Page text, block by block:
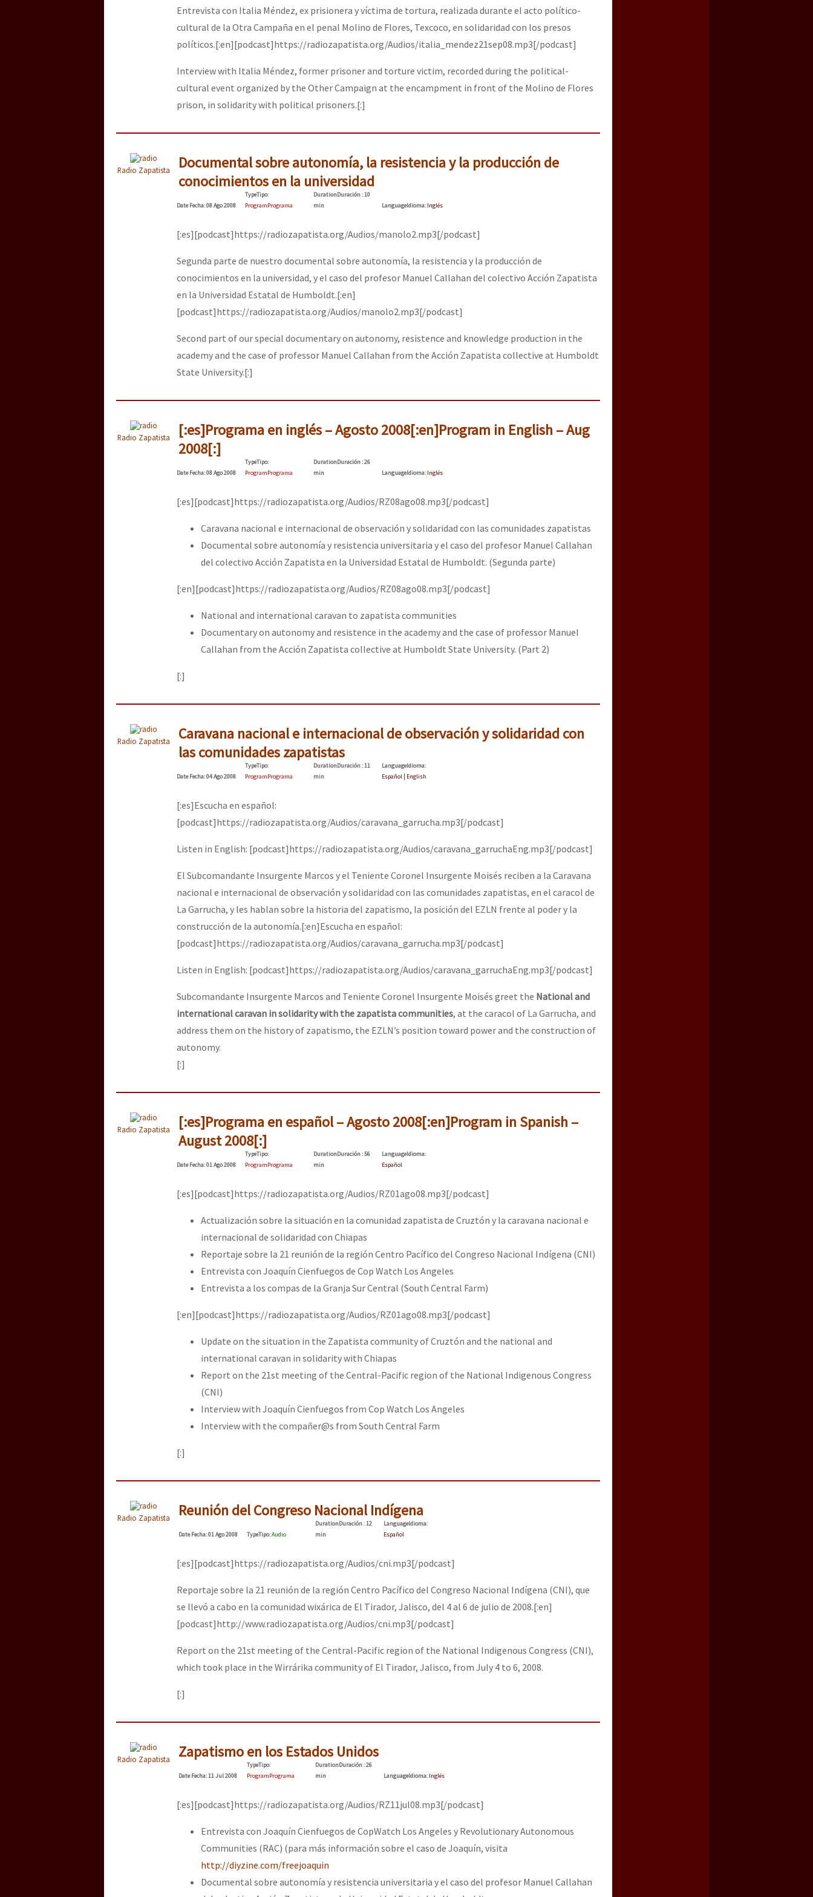
Dia 2 do Encontro “Guerra contra a Humanidad”
Dia 1: Encontro “Guerra contra a Humanidade”
[CDMX – 20 julio] Jornadas globales por la libertad de Jesús Plácido Galindo y el alto a la guerra contra el CIPOG-EZ
“Sonhando a Terra do Bem Virá” se publica no Estado Espanhol
Se o México sabe, que o mundo saiba! Nossas lutas pela memória, a justiça e a dignidade
[25 abr – CDMX] Tokín por el CNI: 30 años de Resistencia y Rebeldía
Entrevista con Italia Méndez, ex prisionera y víctima de tortura, realizada durante el acto político-
cultural de la Otra Campaña en el penal Molino de Flores, Texcoco, en solidaridad con los presos
políticos.[:en][podcast]https://radiozapatista.org/Audios/italia_mendez21sep08.mp3[/podcast]
Interview with Italia Méndez, former prisoner and torture victim, recorded during the political-
cultural event organized by the Other Campaign at the encampment in front of the Molino de Flores
prison, in solidarity with political prisoners.[:]
Radio Zapatista
Documental sobre autonomía, la resistencia y la producción de
conocimientos en la universidad
DateFecha: 08 Ago 2008
TypeTipo:
ProgramPrograma
DurationDuración: 10
min
LanguageIdioma: Inglés
[:es][podcast]https://radiozapatista.org/Audios/manolo2.mp3[/podcast]
Segunda parte de nuestro documental sobre autonomía, la resistencia y la producción de
conocimientos en la universidad, y el caso del profesor Manuel Callahan del colectivo Acción Zapatista
en la Universidad Estatal de Humboldt.[:en]
[podcast]https://radiozapatista.org/Audios/manolo2.mp3[/podcast]
Second part of our special documentary on autonomy, resistence and knowledge production in the
academy and the case of professor Manuel Callahan from the Acción Zapatista collective at Humboldt
State University.[:]
Radio Zapatista
[:es]Programa en inglés – Agosto 2008[:en]Program in English – Aug
2008[:]
DateFecha: 08 Ago 2008
TypeTipo:
ProgramPrograma
DurationDuración: 26
min
LanguageIdioma: Inglés
[:es][podcast]https://radiozapatista.org/Audios/RZ08ago08.mp3[/podcast]
Caravana nacional e internacional de observación y solidaridad con las comunidades zapatistas
Documental sobre autonomía y resistencia universitaria y el caso del profesor Manuel Callahan
del colectivo Acción Zapatista en la Universidad Estatal de Humboldt. (Segunda parte)
[:en][podcast]https://radiozapatista.org/Audios/RZ08ago08.mp3[/podcast]
National and international caravan to zapatista communities
Documentary on autonomy and resistence in the academy and the case of professor Manuel
Callahan from the Acción Zapatista collective at Humboldt State University. (Part 2)
[:]
Radio Zapatista
Caravana nacional e internacional de observación y solidaridad con
las comunidades zapatistas
DateFecha: 04 Ago 2008
TypeTipo:
ProgramPrograma
DurationDuración: 11
min
LanguageIdioma:
Español | English
[:es]Escucha en español:
[podcast]https://radiozapatista.org/Audios/caravana_garrucha.mp3[/podcast]
Listen in English: [podcast]https://radiozapatista.org/Audios/caravana_garruchaEng.mp3[/podcast]
El Subcomandante Insurgente Marcos y el Teniente Coronel Insurgente Moisés reciben a la Caravana
nacional e internacional de observación y solidaridad con las comunidades zapatistas, en el caracol de
La Garrucha, y les hablan sobre la historia del zapatismo, la posición del EZLN frente al poder y la
construcción de la autonomía.[:en]Escucha en español:
[podcast]https://radiozapatista.org/Audios/caravana_garrucha.mp3[/podcast]
Listen in English: [podcast]https://radiozapatista.org/Audios/caravana_garruchaEng.mp3[/podcast]
Subcomandante Insurgente Marcos and Teniente Coronel Insurgente Moisés greet the National and
international caravan in solidarity with the zapatista communities, at the caracol of La Garrucha, and
address them on the history of zapatismo, the EZLN’s position toward power and the construction of
autonomy.
[:]
Radio Zapatista
[:es]Programa en español – Agosto 2008[:en]Program in Spanish –
August 2008[:]
DateFecha: 01 Ago 2008
TypeTipo:
ProgramPrograma
DurationDuración: 56
min
LanguageIdioma:
Español
[:es][podcast]https://radiozapatista.org/Audios/RZ01ago08.mp3[/podcast]
Actualización sobre la situación en la comunidad zapatista de Cruztón y la caravana nacional e
internacional de solidaridad con Chiapas
Reportaje sobre la 21 reunión de la región Centro Pacífico del Congreso Nacional Indígena (CNI)
Entrevista con Joaquín Cienfuegos de Cop Watch Los Angeles
Entrevista a los compas de la Granja Sur Central (South Central Farm)
[:en][podcast]https://radiozapatista.org/Audios/RZ01ago08.mp3[/podcast]
Update on the situation in the Zapatista community of Cruztón and the national and
international caravan in solidarity with Chiapas
Report on the 21st meeting of the Central-Pacific region of the National Indigenous Congress
(CNI)
Interview with Joaquín Cienfuegos from Cop Watch Los Angeles
Interview with the compañer@s from South Central Farm
[:]
Radio Zapatista Reunión del Congreso Nacional Indígena
DateFecha: 01 Ago 2008 TypeTipo:Audio
DurationDuración: 12
min
LanguageIdioma:
Español
[:es][podcast]https://radiozapatista.org/Audios/cni.mp3[/podcast]
Reportaje sobre la 21 reunión de la región Centro Pacífico del Congreso Nacional Indígena (CNI), que
se llevó a cabo en la comunidad wixárica de El Tirador, Jalisco, del 4 al 6 de julio de 2008.[:en]
[podcast]http://www.radiozapatista.org/Audios/cni.mp3[/podcast]
Report on the 21st meeting of the Central-Pacific region of the National Indigenous Congress (CNI),
which took place in the Wirrárika community of El Tirador, Jalisco, from July 4 to 6, 2008.
[:]
Radio Zapatista Zapatismo en los Estados Unidos
DateFecha: 11 Jul 2008
TypeTipo:
ProgramPrograma
DurationDuración: 26
min
LanguageIdioma: Inglés
[:es][podcast]https://radiozapatista.org/Audios/RZ11jul08.mp3[/podcast]
Entrevista con Joaquín Cienfuegos de CopWatch Los Angeles y Revolutionary Autonomous
Communities (RAC) (para más información sobre el caso de Joaquín, visita
http://diyzine.com/freejoaquin
Documental sobre autonomía y resistencia universitaria y el caso del profesor Manuel Callahan